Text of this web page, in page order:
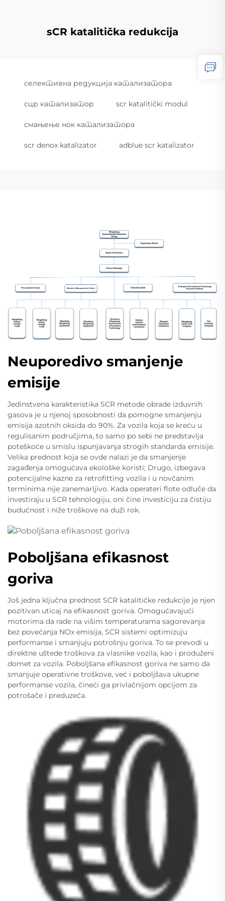
sCR katalitička redukcija
селективна редукција катализатора
сцр катализатор scr katalitički modul
смањење нок катализатора
scr denox katalizator adblue scr katalizator
Neuporedivo smanjenje
emisije
Jedinstvena karakteristika SCR metode obrade izduvnih
gasova je u njenoj sposobnosti da pomogne smanjenju
emisija azotnih oksida do 90%. Za vozila koja se kreću u
regulisanim područjima, to samo po sebi ne predstavlja
poteškoće u smislu ispunjavanja strogih standarda emisije.
Velika prednost koja se ovde nalazi je da smanjenje
zagađenja omogućava ekološke koristi; Drugo, izbegava
potencijalne kazne za retrofitting vozila i u novčanim
terminima nije zanemarljivo. Kada operateri flote odluče da
investiraju u SCR tehnologiju, oni čine investiciju za čistiju
budućnost i niže troškove na duži rok.
Poboljšana efikasnost
goriva
Još jedna ključna prednost SCR katalitičke redukcije je njen
pozitivan uticaj na efikasnost goriva. Omogućavajući
motorima da rade na višim temperaturama sagorevanja
bez povećanja NOx emisija, SCR sistemi optimizuju
performanse i smanjuju potrošnju goriva. To se prevodi u
direktne uštede troškova za vlasnike vozila, kao i produženi
domet za vozila. Poboljšana efikasnost goriva ne samo da
smanjuje operativne troškove, već i poboljšava ukupne
performanse vozila, čineći ga privlačnijom opcijom za
potrošače i preduzeća.